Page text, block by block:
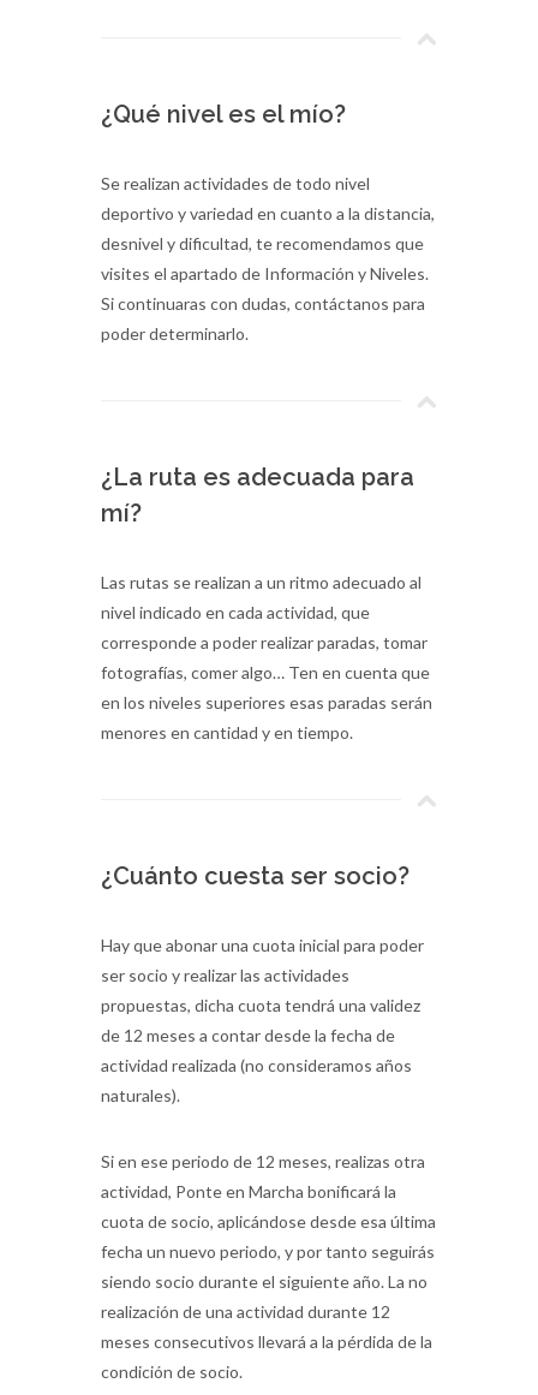
¿Qué nivel es el mío?
Se realizan actividades de todo nivel
deportivo y variedad en cuanto a la distancia,
desnivel y dificultad, te recomendamos que
visites el apartado de Información y Niveles.
Si continuaras con dudas, contáctanos para
poder determinarlo.
¿La ruta es adecuada para
mí?
Las rutas se realizan a un ritmo adecuado al
nivel indicado en cada actividad, que
corresponde a poder realizar paradas, tomar
fotografías, comer algo… Ten en cuenta que
en los niveles superiores esas paradas serán
menores en cantidad y en tiempo.
¿Cuánto cuesta ser socio?
Hay que abonar una cuota inicial para poder
ser socio y realizar las actividades
propuestas, dicha cuota tendrá una validez
de 12 meses a contar desde la fecha de
actividad realizada (no consideramos años
naturales).
Si en ese periodo de 12 meses, realizas otra
actividad, Ponte en Marcha bonificará la
cuota de socio, aplicándose desde esa última
fecha un nuevo periodo, y por tanto seguirás
siendo socio durante el siguiente año. La no
realización de una actividad durante 12
meses consecutivos llevará a la pérdida de la
condición de socio.